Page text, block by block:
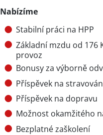
Nabízíme
Stabilní práci na HPP
Základní mzdu od 176
provoz
Bonusy za výborně
Příspěvek na
Příspěvek na dopravu
Možnost okamžitého
Bezplatné zaškolení